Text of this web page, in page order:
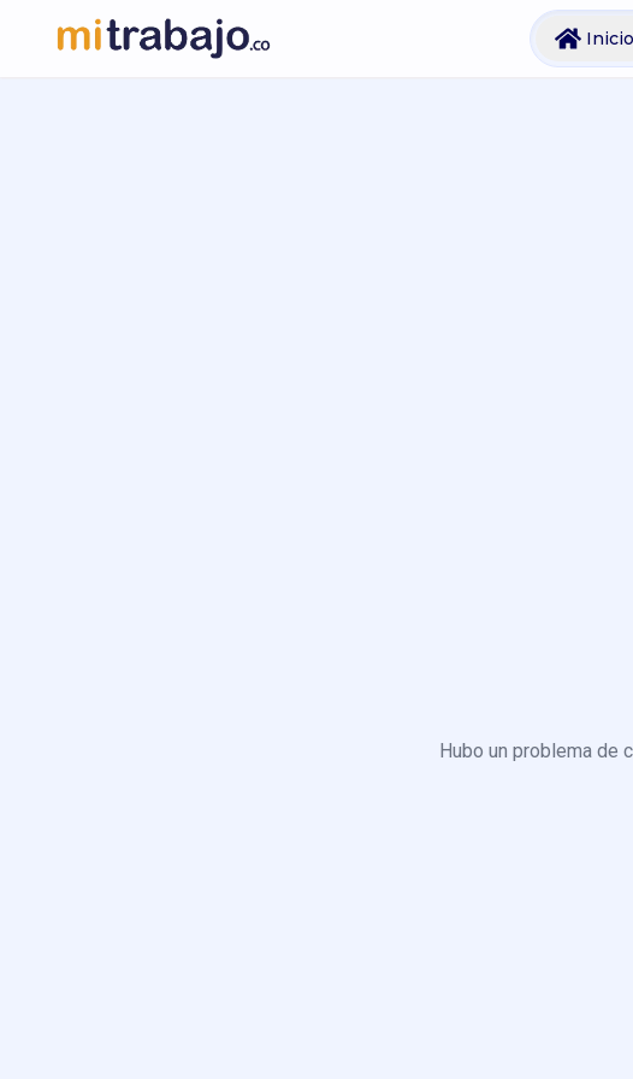
Inicio
Hubo un problema de